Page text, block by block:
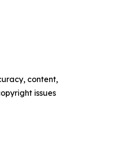
content,
issues